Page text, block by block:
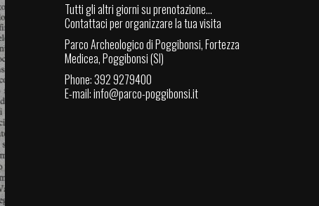
Tutti gli altri giorni su prenotazione...
Contattaci per organizzare la tua visita
Parco Archeologico di Poggibonsi, Fortezza
Medicea, Poggibonsi (SI)
Phone: 392 9279400
E-mail:info@parco-poggibonsi.it